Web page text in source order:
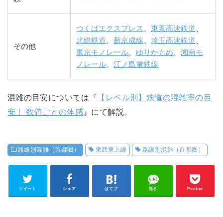
その他
つくばエクスプレス 、東葉高速鉄道、
北総鉄道、 新京成線、埼玉高速鉄道、
東京モノレール、 ゆりかもめ、湘南モ
ノレール、江ノ島電鉄線
混雑の目安については『 【レベル別】鉄道の混雑率の目
安！ 数値ごとの体感』にて解説。
路線別混雑（首都圏） 東武東上線 路線別混雑（首都圏）
ツイート シェア はてブ 送る Pocket